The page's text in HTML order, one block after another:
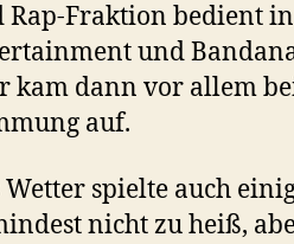
Rap-Fraktion bedient
und
kam dann vor allem
auf.
Wetter spielte auch
nicht zu heiß,